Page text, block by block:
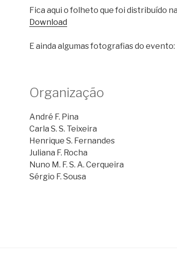
Fica aqui o folheto que foi distribuído
Download
E ainda algumas fotografias do evento:
Organização
André F. Pina
Carla S. S. Teixeira
Henrique S. Fernandes
Juliana F. Rocha
Nuno M. F. S. A. Cerqueira
Sérgio F. Sousa